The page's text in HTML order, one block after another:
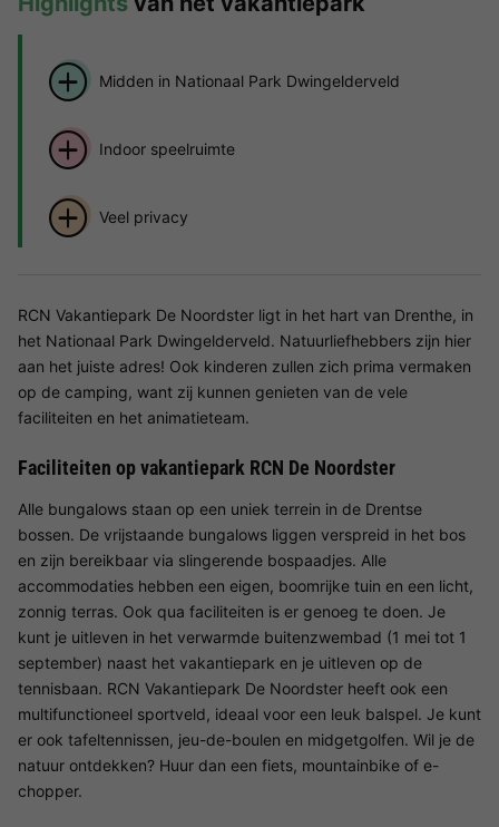
Midden in Nationaal Park Dwingelderveld
Indoor speelruimte
Veel privacy
RCN Vakantiepark De Noordster ligt in het hart van Drenthe, in
het Nationaal Park Dwingelderveld. Natuurliefhebbers zijn hier
aan het juiste adres! Ook kinderen zullen zich prima vermaken
op de camping, want zij kunnen genieten van de vele
faciliteiten en het animatieteam.
Faciliteiten op vakantiepark RCN De Noordster
Alle bungalows staan op een uniek terrein in de Drentse
bossen. De vrijstaande bungalows liggen verspreid in het bos
en zijn bereikbaar via slingerende bospaadjes. Alle
accommodaties hebben een eigen, boomrijke tuin en een licht,
zonnig terras. Ook qua faciliteiten is er genoeg te doen. Je
kunt je uitleven in het verwarmde buitenzwembad (1 mei tot 1
september) naast het vakantiepark en je uitleven op de
tennisbaan. RCN Vakantiepark De Noordster heeft ook een
multifunctioneel sportveld, ideaal voor een leuk balspel. Je kunt
er ook tafeltennissen, jeu-de-boulen en midgetgolfen. Wil je de
natuur ontdekken? Huur dan een fiets, mountainbike of e-
chopper.